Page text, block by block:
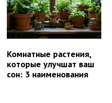
Комнатные растения,
которые улучшат ваш
сон: 3 наименования